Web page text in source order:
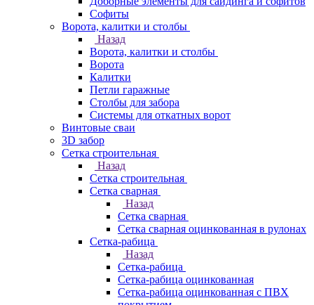
Софиты
Ворота, калитки и столбы
Назад
Ворота, калитки и столбы
Ворота
Калитки
Петли гаражные
Столбы для забора
Системы для откатных ворот
Винтовые сваи
3D забор
Сетка строительная
Назад
Сетка строительная
Сетка сварная
Назад
Сетка сварная
Сетка сварная оцинкованная в рулонах
Сетка-рабица
Назад
Сетка-рабица
Сетка-рабица оцинкованная
Сетка-рабица оцинкованная с ПВХ